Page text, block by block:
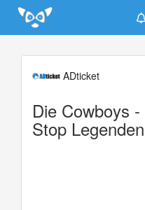
Update cookies preferences
ADticket
Die Cowboys
Stop